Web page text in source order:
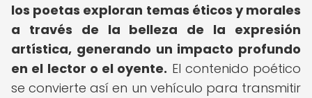
los poetas exploran temas éticos y morales
a través de la belleza de la expresión
artística, generando un impacto profundo
en el lector o el oyente. El contenido poético
se convierte así en un vehículo para transmitir